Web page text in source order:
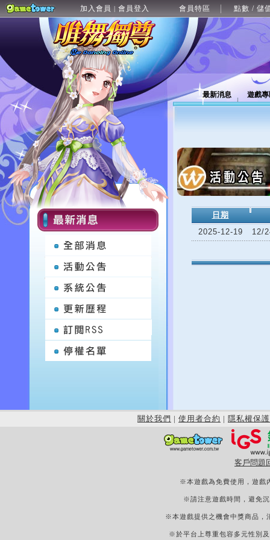
加入會員 | 會員登入 會員特區 點數 / 儲
最新消息 遊戲
日期
2025-12-19
12/
關於我們 | 使用者合約 | 隱私權保護
客戶問題
※本遊戲為免費使用，遊戲
※請注意遊戲時間，避免
※本遊戲提供之機會中獎商品，
※於平台上尊重包容多元性別